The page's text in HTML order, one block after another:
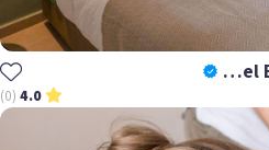
מלון רוקסון בת ים - Roxon Hotel Bat Yam
4.0
(0)